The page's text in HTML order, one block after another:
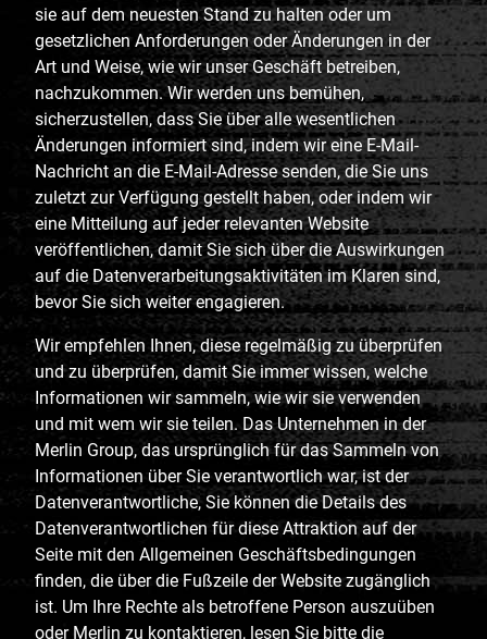
sie auf dem neuesten Stand zu halten oder um
gesetzlichen Anforderungen oder Änderungen in der
Art und Weise, wie wir unser Geschäft betreiben,
nachzukommen. Wir werden uns bemühen,
sicherzustellen, dass Sie über alle wesentlichen
Änderungen informiert sind, indem wir eine E-Mail-
Nachricht an die E-Mail-Adresse senden, die Sie uns
zuletzt zur Verfügung gestellt haben, oder indem wir
eine Mitteilung auf jeder relevanten Website
veröffentlichen, damit Sie sich über die Auswirkungen
auf die Datenverarbeitungsaktivitäten im Klaren sind,
bevor Sie sich weiter engagieren.
Wir empfehlen Ihnen, diese regelmäßig zu überprüfen
und zu überprüfen, damit Sie immer wissen, welche
Informationen wir sammeln, wie wir sie verwenden
und mit wem wir sie teilen. Das Unternehmen in der
Merlin Group, das ursprünglich für das Sammeln von
Informationen über Sie verantwortlich war, ist der
Datenverantwortliche, Sie können die Details des
Datenverantwortlichen für diese Attraktion auf der
Seite mit den Allgemeinen Geschäftsbedingungen
finden, die über die Fußzeile der Website zugänglich
ist. Um Ihre Rechte als betroffene Person auszuüben
oder Merlin zu kontaktieren, lesen Sie bitte die